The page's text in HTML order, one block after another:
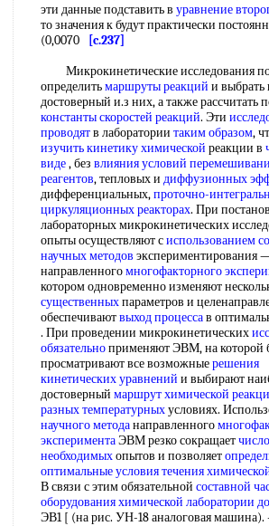
эти данные подставить в уравнение
то значения к будут практически
(0,0070
[c.237]
Микрокинетические исследования
определитьмаршруты реакций и выбрать
достоверный и.з них, а также рассчитать
константы скоростей реакций. Эти
проводятв лаборатории таким образом,
изучить кинетику химической реакции в
виде, без влияния условий
реагентов, тепловых и диффузионных
дифференциальных,проточно-
циркуляционных реакторах. При
лабораторных микрокинетических
опыты осуществляют сиспользованием
научных методов экспериментирования
направленногомногофакторного
котором одновременно изменяют
существенныхпараметров и
обеспечиваютвыход процессав
. При проведении микрокинетических
обязательноприменяют ЭВМ, на которой
просматривают все возможныерешения
кинетических уравнений и выбирают
достоверный маршрут химической
разных температурныхусловиях.
научного методанаправленного
экспериментаЭВМ резко сокращаетчисло
необходимыхопытов и позволяет
оптимальныеусловия течения
В связи с этим обязательной составной
оборудования химической лаборатории
ЭВ1 [ (на рис. УН-18 аналоговая машина).